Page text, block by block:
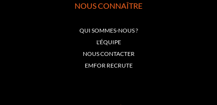
NOUS CONNAÎTRE
QUI SOMMES-NOUS ?
L'ÉQUIPE
NOUS CONTACTER
EMFOR RECRUTE